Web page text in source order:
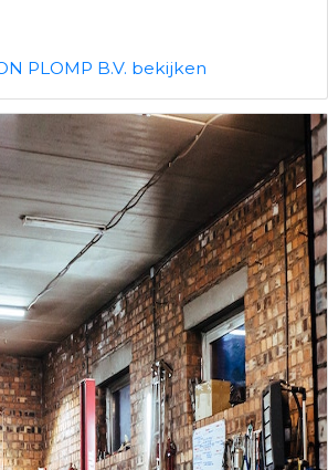
PLOMP B.V. bekijken